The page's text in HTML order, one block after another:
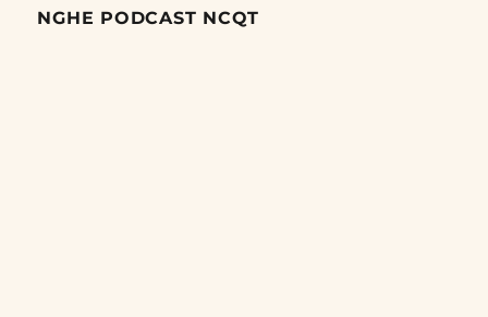
NGHE PODCAST NCQT